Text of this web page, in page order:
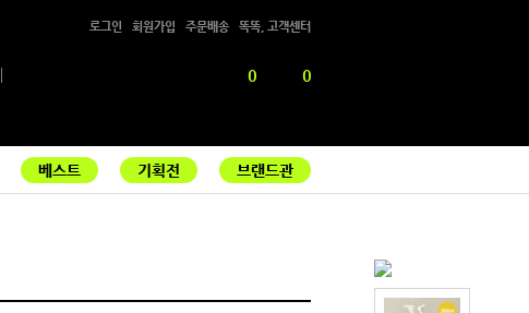
로그인 회원가입 주문배송 똑똑, 고객센터
0 0
베스트 기획전 브랜드관